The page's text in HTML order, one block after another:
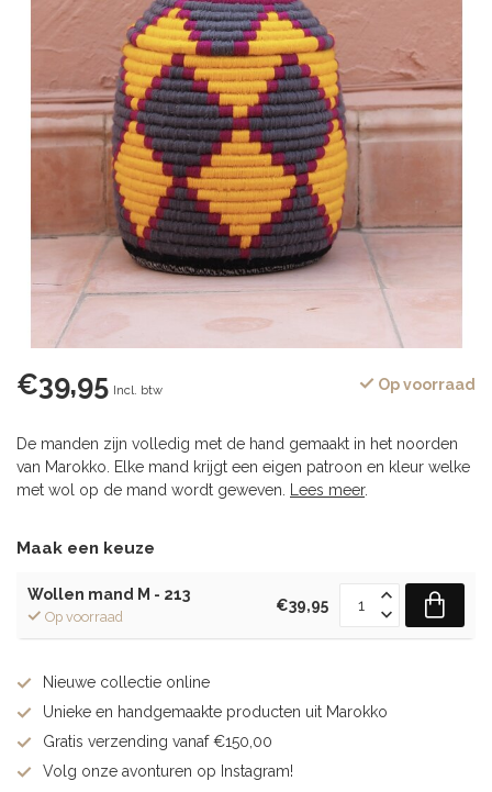
€39,95 Incl. btw Op voorraad
De manden zijn volledig met de hand gemaakt in het noorden
van Marokko. Elke mand krijgt een eigen patroon en kleur welke
met wol op de mand wordt geweven. Lees meer.
Maak een keuze
Wollen mand M - 213
Op voorraad
€39,95
Nieuwe collectie online
Unieke en handgemaakte producten uit Marokko
Gratis verzending vanaf €150,00
Volg onze avonturen op Instagram!